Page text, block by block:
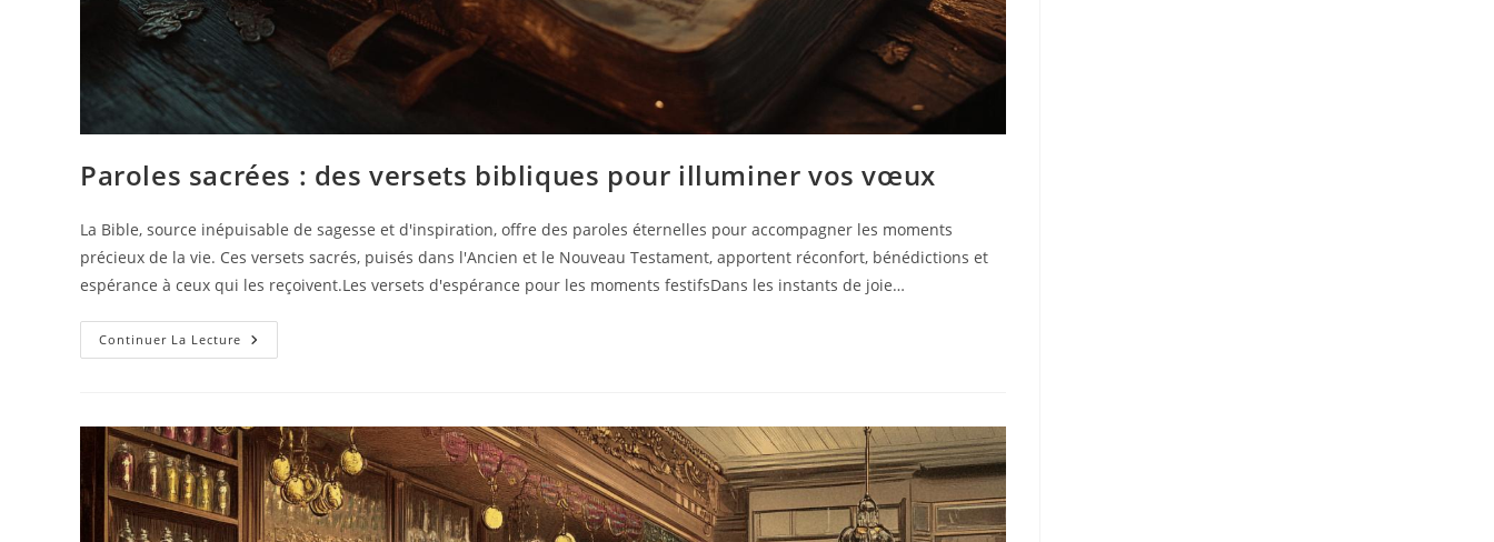
Paroles sacrées : des versets bibliques pour illuminer vos vœux
La Bible, source inépuisable de sagesse et d'inspiration, offre des paroles éternelles pour accompagner les moments
précieux de la vie. Ces versets sacrés, puisés dans l'Ancien et le Nouveau Testament, apportent réconfort, bénédictions et
espérance à ceux qui les reçoivent.Les versets d'espérance pour les moments festifsDans les instants de joie…
Continuer La Lecture Paroles
Sacrées
Pour
Illuminer
Vos
Vœux